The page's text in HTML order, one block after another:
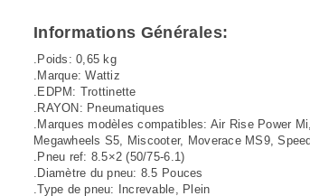
Informations Générales:
.Poids: 0,65 kg
.Marque: Wattiz
.EDPM: Trottinette
.RAYON: Pneumatiques
.Marques modèles compatibles: Air Rise Power
Megawheels S5, Miscooter, Moverace MS9,
.Pneu ref: 8.5×2 (50/75-6.1)
.Diamètre du pneu: 8.5 Pouces
.Type de pneu: Increvable, Plein